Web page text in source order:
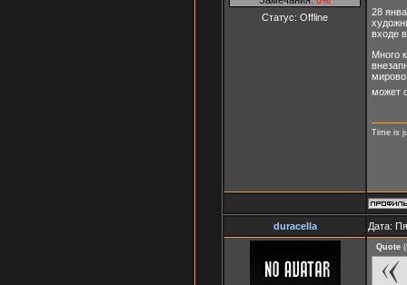
Статус: Offline
28
входе
Много
может
Time is
duracella Дата:
Quote (